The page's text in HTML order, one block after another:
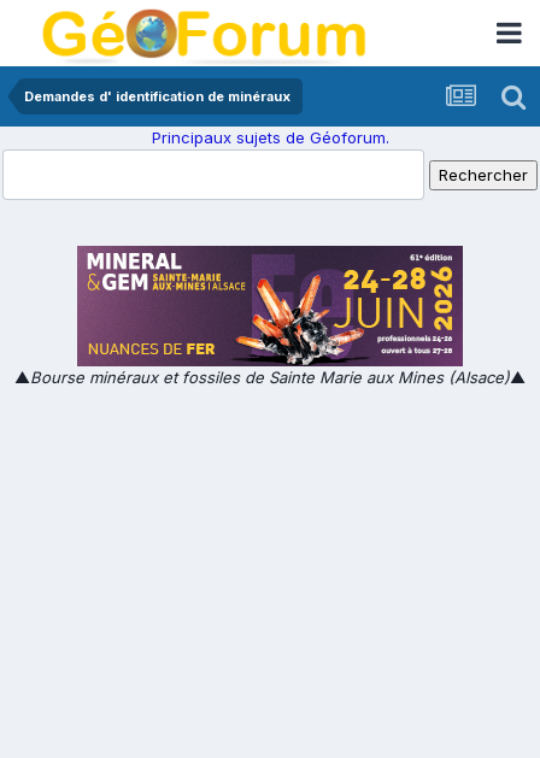
Demandes d' identification de minéraux
Principaux sujets de Géoforum.
▲Bourse minéraux et fossiles de Sainte Marie aux Mines (Alsace)▲